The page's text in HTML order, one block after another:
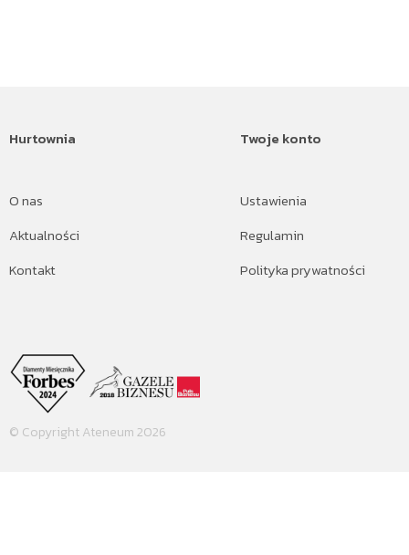
Hurtownia
O nas
Aktualności
Kontakt
Twoje konto
Ustawienia
Regulamin
Polityka prywatności
© Copyright Ateneum 2026